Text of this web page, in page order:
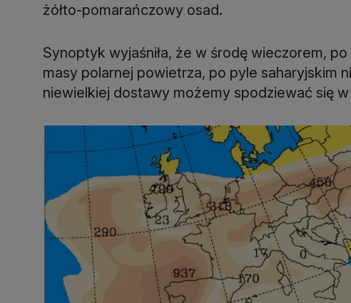
żółto-pomarańczowy osad.
Synoptyk wyjaśniła, że w środę wieczorem,
masy polarnej powietrza, po pyle saharyjskim
niewielkiej dostawy możemy spodziewać się